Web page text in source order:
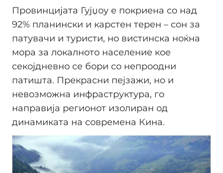
Провинцијата Гујџоу е покриена со над
92% планински и карстен терен – сон за
патувачи и туристи, но вистинска ноќна
мора за локалното население кое
секојдневно се бори со непроодни
патишта. Прекрасни пејзажи, но и
невозможна инфраструктура, го
направија регионот изолиран од
динамиката на современа Кина.